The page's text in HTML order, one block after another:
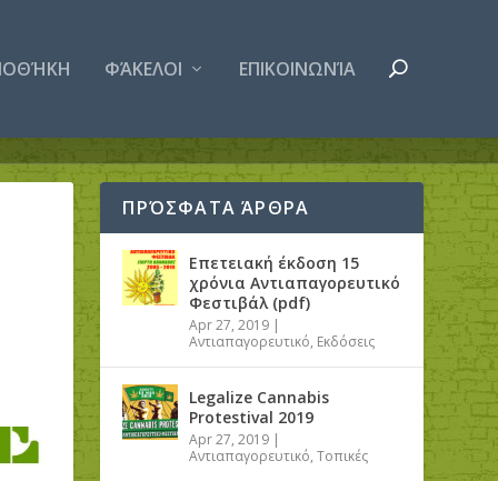
ΦΆΚΕΛΟΙ ΕΠΙΚΟΙΝΩΝΊΑ
ΠΡΌΣΦΑΤΑ ΆΡΘΡΑ
Επετειακή έκδοση 15
χρόνια Αντιαπαγορευτικό
Φεστιβάλ (pdf)
Apr 27, 2019 |
Αντιαπαγορευτικό, Εκδόσεις
Legalize Cannabis
Protestival 2019
Apr 27, 2019 |
Αντιαπαγορευτικό,Τοπικές